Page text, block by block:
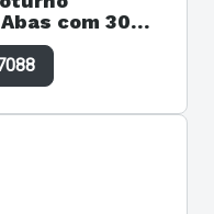
com 30